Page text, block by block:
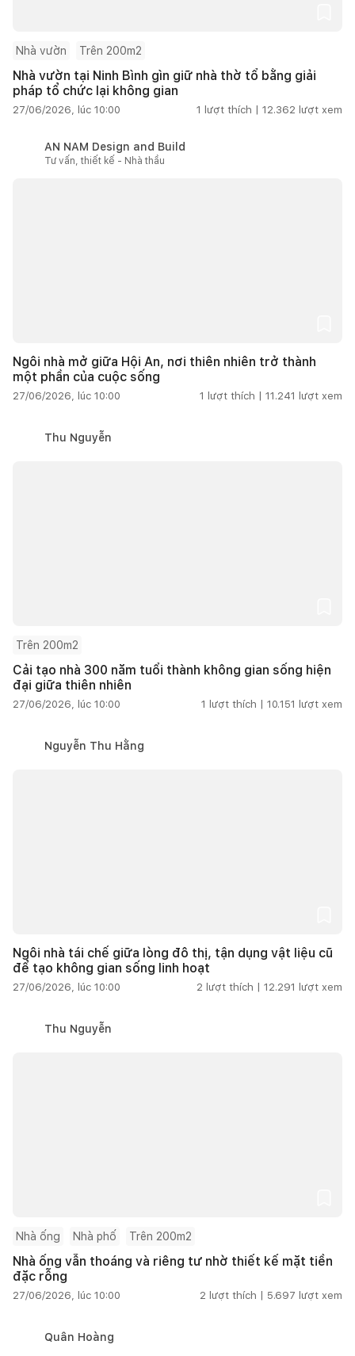
Nhà vườn Trên 200m2
Nhà vườn tại Ninh Bình gìn giữ nhà thờ tổ bằng giải
pháp tổ chức lại không gian
27/06/2026, lúc 10:00 1 lượt thích | 12.362 lượt xem
AN NAM Design and Build
Tư vấn, thiết kế - Nhà thầu
Ngôi nhà mở giữa Hội An, nơi thiên nhiên trở thành
một phần của cuộc sống
27/06/2026, lúc 10:00 1 lượt thích | 11.241 lượt xem
Thu Nguyễn
Trên 200m2
Cải tạo nhà 300 năm tuổi thành không gian sống hiện
đại giữa thiên nhiên
27/06/2026, lúc 10:00 1 lượt thích | 10.151 lượt xem
Nguyễn Thu Hằng
Ngôi nhà tái chế giữa lòng đô thị, tận dụng vật liệu cũ
để tạo không gian sống linh hoạt
27/06/2026, lúc 10:00 2 lượt thích | 12.291 lượt xem
Thu Nguyễn
Nhà ống Nhà phố Trên 200m2
Nhà ống vẫn thoáng và riêng tư nhờ thiết kế mặt tiền
đặc rỗng
27/06/2026, lúc 10:00 2 lượt thích | 5.697 lượt xem
Quân Hoàng